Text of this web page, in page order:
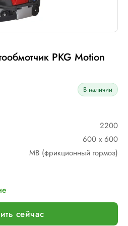
PKG Motion
В наличии
2200
600 х 600
MB (фрикционный тормоз)
∞
500
сейчас